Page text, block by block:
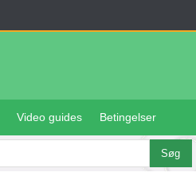
Video guides Betingelser